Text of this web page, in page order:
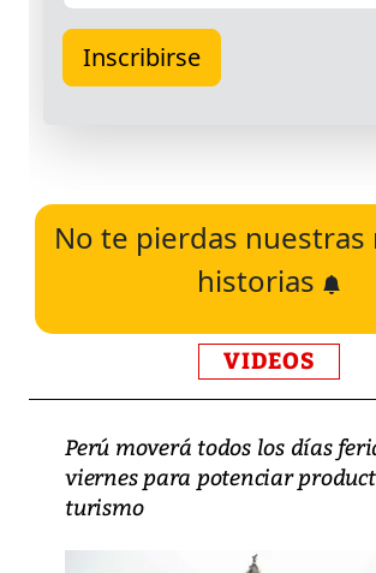
No te pierdas nuestras
historias
VIDEOS
Perú moverá todos los días
viernes para potenciar
turismo